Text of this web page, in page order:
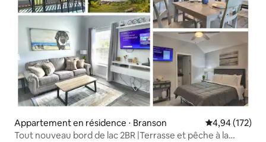
Appartement en résidence ⋅ Branson Évaluation
4,94 (172)
Tout nouveau bord de lac 2BR |Terrasse et pêche à la